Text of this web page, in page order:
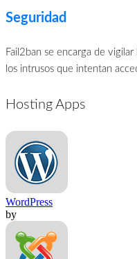
Seguridad
Fail2ban se encarga de
los intrusos que intentan
Hosting Apps
WordPress
by